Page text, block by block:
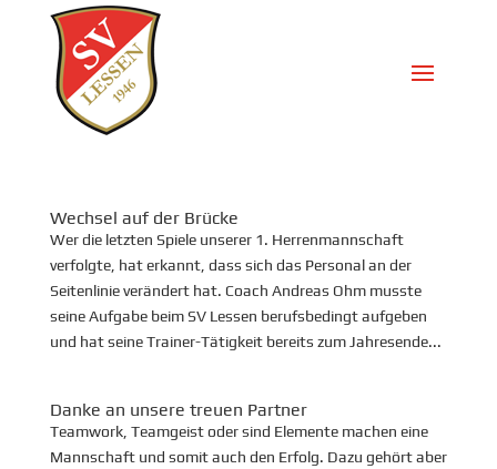
Wechsel auf der Brücke
Wer die letzten Spiele unserer 1. Herrenmannschaft
verfolgte, hat erkannt, dass sich das Personal an der
Seitenlinie verändert hat. Coach Andreas Ohm musste
seine Aufgabe beim SV Lessen berufsbedingt aufgeben
und hat seine Trainer-Tätigkeit bereits zum Jahresende...
Danke an unsere treuen Partner
Teamwork, Teamgeist oder sind Elemente machen eine
Mannschaft und somit auch den Erfolg. Dazu gehört aber